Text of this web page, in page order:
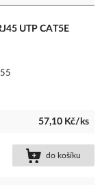
UTP CAT5E
57,10 Kč/ks
do košíku